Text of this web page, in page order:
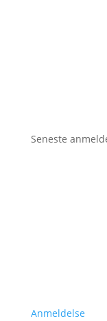
Seneste
Anmeldelse